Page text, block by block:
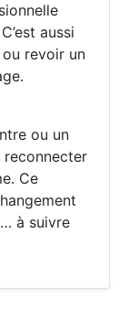
aussi
revoir un
ou un
Ce
à suivre